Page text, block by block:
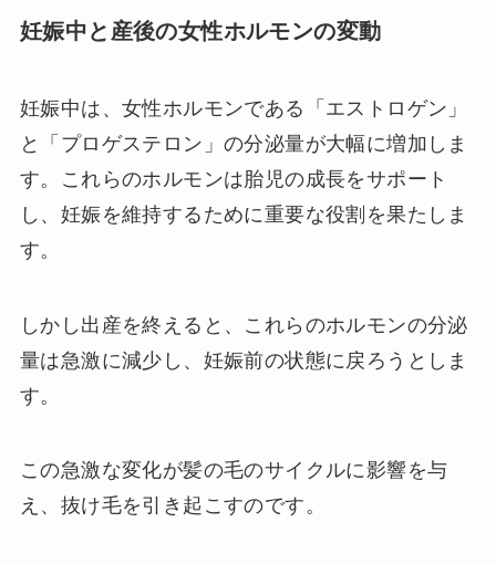
妊娠中と産後の女性ホルモンの変動
妊娠中は、女性ホルモンである「エストロゲン」
と「プロゲステロン」の分泌量が大幅に増加しま
す。これらのホルモンは胎児の成長をサポート
し、妊娠を維持するために重要な役割を果たしま
す。
しかし出産を終えると、これらのホルモンの分泌
量は急激に減少し、妊娠前の状態に戻ろうとしま
す。
この急激な変化が髪の毛のサイクルに影響を与
え、抜け毛を引き起こすのです。